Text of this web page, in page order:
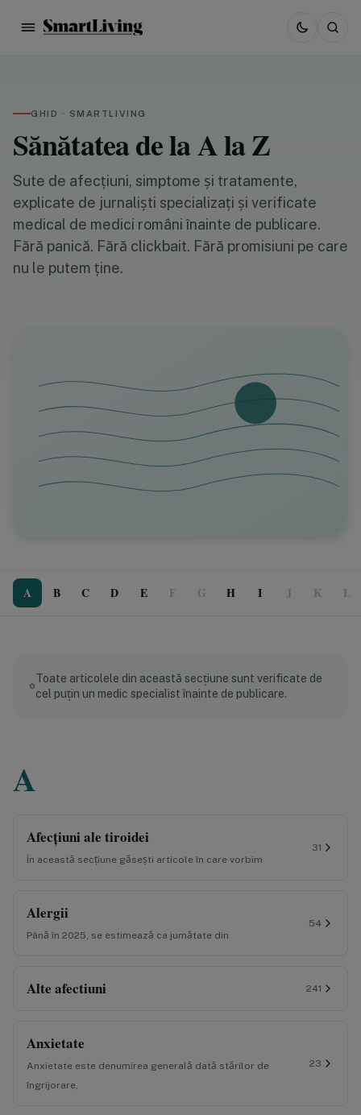
GHID · SMARTLIVING
Sănătatea de la A la Z
Sute de afecțiuni, simptome și tratamente,
explicate de jurnaliști specializați și verificate
medical de medici români înainte de publicare.
Fără panică. Fără clickbait. Fără promisiuni pe care
nu le putem ține.
A B C D E F G H I J K L
Toate articolele din această secțiune sunt verificate de
cel puțin un medic specialist înainte de publicare.
A
Afecțiuni ale tiroidei
În această secțiune găsești articole în care vorbim
31
Alergii
Până în 2025, se estimează ca jumătate din
54
Alte afectiuni 241
Anxietate
Anxietate este denumirea generală dată stărilor de
îngrijorare,
23